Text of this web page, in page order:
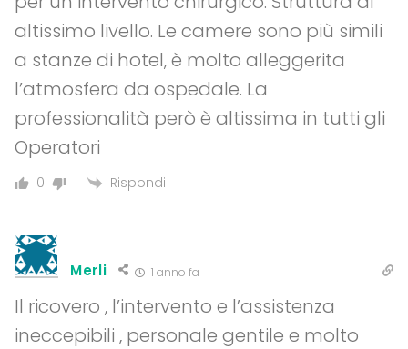
altissimo livello. Le camere sono più simili
a stanze di hotel, è molto alleggerita
l’atmosfera da ospedale. La
professionalità però è altissima in tutti gli
Operatori
0 Rispondi
Merli 1 anno fa
Il ricovero , l’intervento e l’assistenza
ineccepibili , personale gentile e molto